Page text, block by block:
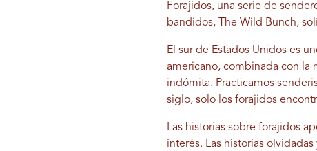
Forajidos, una serie de
bandidos, The Wild Bunch,
El sur de Estados Unidos es
americano, combinada con la
indómita. Practicamos
siglo, solo los forajidos
Las historias sobre forajidos
interés. Las historias